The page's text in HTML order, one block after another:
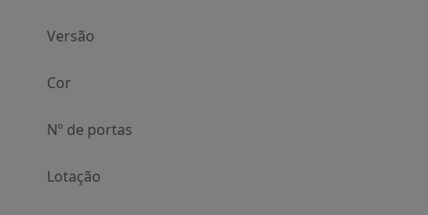
Versão
Cor
Nº de portas
Lotação